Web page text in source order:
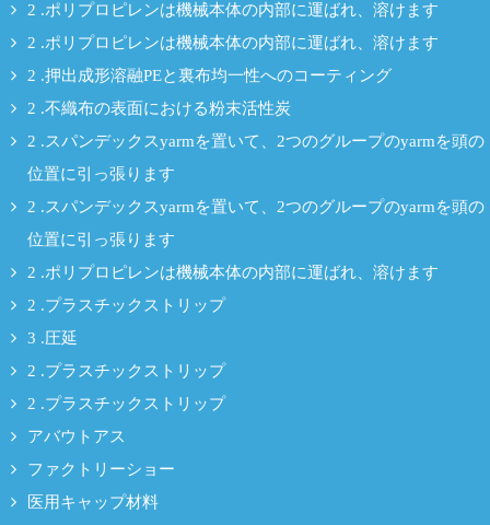
2 .ポリプロピレンは機械本体の内部に運ばれ、溶けます
2 .ポリプロピレンは機械本体の内部に運ばれ、溶けます
2 .押出成形溶融PEと裏布均一性へのコーティング
2 .不織布の表面における粉末活性炭
2 .スパンデックスyarmを置いて、2つのグループのyarmを頭の
位置に引っ張ります
2 .スパンデックスyarmを置いて、2つのグループのyarmを頭の
位置に引っ張ります
2 .ポリプロピレンは機械本体の内部に運ばれ、溶けます
2 .プラスチックストリップ
3 .圧延
2 .プラスチックストリップ
2 .プラスチックストリップ
アバウトアス
ファクトリーショー
医用キャップ材料